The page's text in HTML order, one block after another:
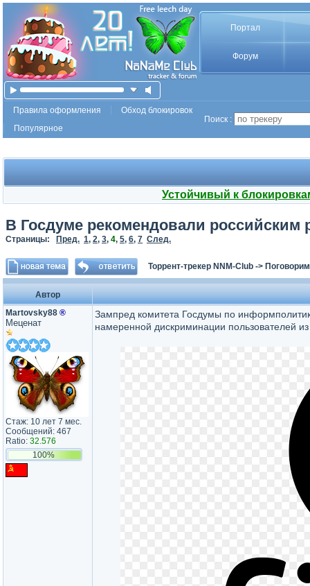
Портал
Форум
Правила оформления
Обход блокировок
Популярное
Поиск :
Устойчивый к
В Госдуме рекомендовали российским
Страницы: Пред. 1, 2, 3, 4, 5, 6, 7 След.
Торрент-трекер NNM-Club -> Поговорим
Автор
Martovsky88 ®
Меценат
Стаж: 10 лет 7 мес.
Сообщений: 467
Ratio: 32.576
100%
Зампред комитета Госдумы по
намеренной дискриминации пользователей